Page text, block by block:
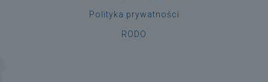
Polityka prywatności
RODO